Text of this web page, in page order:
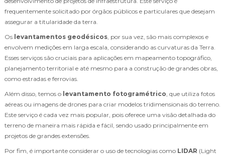
frequentemente solicitado por órgãos públicos e particulares que desejam
assegurar a titularidade da terra.
Os levantamentos geodésicos, por sua vez, são mais complexos e
envolvem medições em larga escala, considerando as curvaturas da Terra.
Esses serviços são cruciais para aplicações em mapeamento topográfico,
planejamento territorial e até mesmo para a construção de grandes obras,
como estradas e ferrovias.
Além disso, temos o levantamento fotogramétrico, que utiliza fotos
aéreas ou imagens de drones para criar modelos tridimensionais do terreno.
Este serviço é cada vez mais popular, pois oferece uma visão detalhada do
terreno de maneira mais rápida e fácil, sendo usado principalmente em
projetos de grandes extensões.
Por fim, é importante considerar o uso de tecnologias como LIDAR (Light